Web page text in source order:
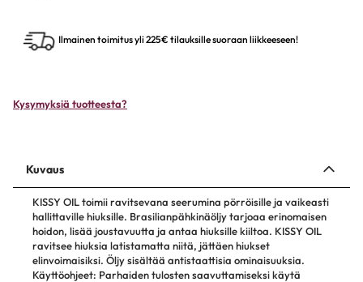
Ilmainen toimitus yli 225€ tilauksille suoraan liikkeeseen!
Kysymyksiä tuotteesta?
Kuvaus
KISSY OIL toimii ravitsevana seerumina pörröisille ja vaikeasti
hallittaville hiuksille. Brasilianpähkinäöljy tarjoaa erinomaisen
hoidon, lisää joustavuutta ja antaa hiuksille kiiltoa. KISSY OIL
ravitsee hiuksia latistamatta niitä, jättäen hiukset
elinvoimaisiksi. Öljy sisältää antistaattisia ominaisuuksia.
Käyttöohjeet: Parhaiden tulosten saavuttamiseksi käytä